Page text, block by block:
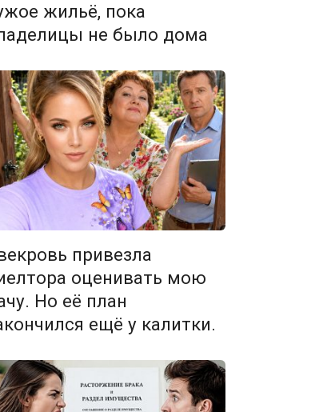
жильё, пока
не было дома
привезла
оценивать мою
Но её план
ещё у калитки.